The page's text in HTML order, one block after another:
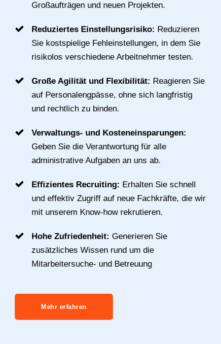
Großaufträgen und neuen Projekten.
Reduziertes Einstellungsrisiko: Reduzieren
Sie kostspielige Fehleinstellungen, in dem Sie
risikolos verschiedene Arbeitnehmer testen.
Große Agilität und Flexibilität: Reagieren Sie
auf Personalengpässe, ohne sich langfristig
und rechtlich zu binden.
Verwaltungs- und Kosteneinsparungen:
Geben Sie die Verantwortung für alle
administrative Aufgaben an uns ab.
Effizientes Recruiting: Erhalten Sie schnell
und effektiv Zugriff auf neue Fachkräfte, die wir
mit unserem Know-how rekrutieren.
Hohe Zufriedenheit: Generieren Sie
zusätzliches Wissen rund um die
Mitarbeitersuche- und Betreuung
Mehr erfahren